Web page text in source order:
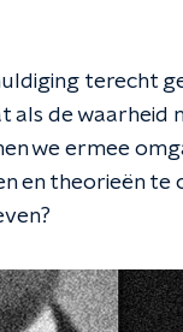
terecht
als de
we ermee
en theorieën